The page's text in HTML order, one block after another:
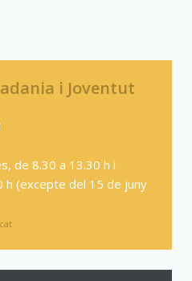
i Joventut
de 8.30 a 13.30 h i
h (excepte del 15 de juny